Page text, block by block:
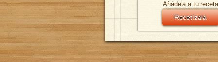
Añádela a tu
Recetízala